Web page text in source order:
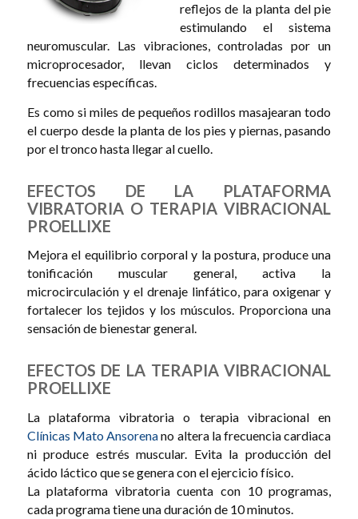
reflejos de la planta del pie
estimulando el sistema
neuromuscular. Las vibraciones, controladas por un
microprocesador, llevan ciclos determinados y
frecuencias específicas.
Es como si miles de pequeños rodillos masajearan todo
el cuerpo desde la planta de los pies y piernas, pasando
por el tronco hasta llegar al cuello.
EFECTOS DE LA PLATAFORMA
VIBRATORIA O TERAPIA VIBRACIONAL
PROELLIXE
Mejora el equilibrio corporal y la postura, produce una
tonificación muscular general, activa la
microcirculación y el drenaje linfático, para oxigenar y
fortalecer los tejidos y los músculos. Proporciona una
sensación de bienestar general.
EFECTOS DE LA TERAPIA VIBRACIONAL
PROELLIXE
La plataforma vibratoria o terapia vibracional en
Clínicas Mato Ansorenano altera la frecuencia cardiaca
ni produce estrés muscular. Evita la producción del
ácido láctico que se genera con el ejercicio físico.
La plataforma vibratoria cuenta con 10 programas,
cada programa tiene una duración de 10 minutos.